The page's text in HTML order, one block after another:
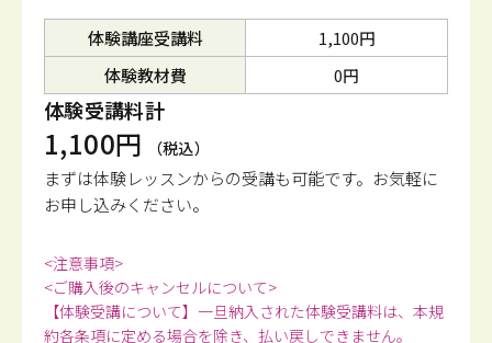
体験講座受講料
1,100円
体験教材費
0円
体験受講料計
1,100円 （税込）
まずは体験レッスンからの受講も可能です。 お気軽に
お申し込みください。
<注意事項>
<ご購入後のキャンセルについて>
【体験受講について】一旦納入された体験受講料は、本規
約各条項に定める場合を除き、払い戻しできません。